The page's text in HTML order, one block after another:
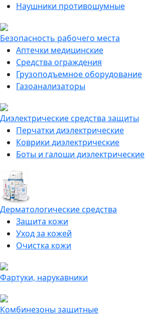
Наушники противошумные
Безопасность рабочего места
Аптечки медицинские
Средства ограждения
Грузоподъемное оборудование
Газоанализаторы
Диэлектрические средства защиты
Перчатки диэлектрические
Коврики диэлектрические
Боты и галоши диэлектрические
Дерматологические средства
Защита кожи
Уход за кожей
Очистка кожи
Фартуки, нарукавники
Комбинезоны защитные